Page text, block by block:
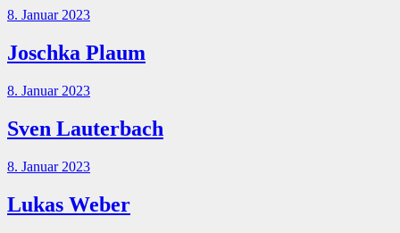
8. Januar 2023
Joschka Plaum
8. Januar 2023
Sven Lauterbach
8. Januar 2023
Lukas Weber